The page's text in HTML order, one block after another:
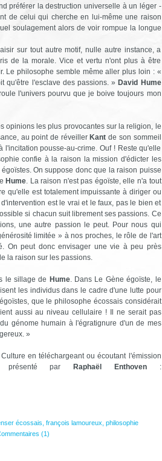
préférer la destruction universelle à un léger
de celui qui cherche en lui-même une raison
soulagement alors de voir rompue la longue
sur tout autre motif, nulle autre instance, a
de la morale. Vice et vertu n'ont plus à être
Le philosophe semble même aller plus loin : «
qu'être ­l'esclave des passions. »David Hume
l'univers pourvu que je boive toujours mon
opinions les plus provocantes sur la religion, le
au point de réveillerKant de son sommeil
pousse-au-crime. Ouf ! Reste qu'elle
confie à la raison la mission d'édicter les
On suppose donc que la raison puisse
Hume . La raison n'est pas égoïste, elle n'a tout
qu'elle est totalement impuissante à diriger ou
est le vrai et le faux, pas le bien et
si chacun suit librement ses passions. Ce
une autre passion le peut. Pour nous qui
limitée » à nos proches, le rôle de l'art
On peut donc envisager une vie à peu près
la raison sur les passions.
le sillage de Hume. Dans Le Gène ­égoïste, le
les individus dans le cadre d'une lutte pour
que le philosophe écossais considérait
aussi au niveau cellulaire ! Il ne serait pas
génome humain à l'égratignure d'un de mes
»
en téléchargeant ou écoutant l'émission
présenté parRaphaël Enthoven:
écossais françois lamoureux philosophie
(1)